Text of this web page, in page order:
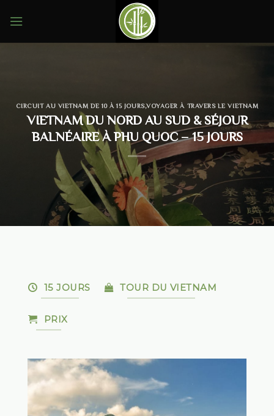
CIRCUIT AU VIETNAM DE 10 À 15 JOURS,VOYAGER À TRAVERS LE VIETNAM
VIETNAM DU NORD AU SUD & SÉJOUR
BALNÉAIRE À PHU QUOC – 15 JOURS
15 JOURS TOUR DU VIETNAM
PRIX